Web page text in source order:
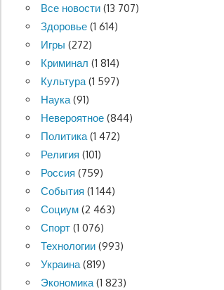
Все новости(13 707)
Здоровье(1 614)
Игры (272)
Криминал (1 814)
Культура(1 597)
Наука(91)
Невероятное(844)
Политика(1 472)
Религия (101)
Россия (759)
События (1 144)
Социум(2 463)
Спорт(1 076)
Технологии(993)
Украина(819)
Экономика(1 823)